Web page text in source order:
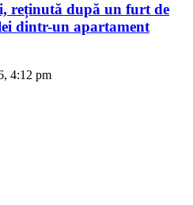
reținută după un furt de
dintr-un apartament
4:12 pm